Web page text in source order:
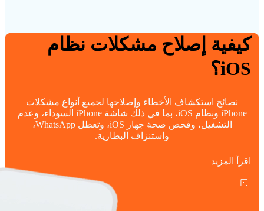
كيفية إصلاح مشكلات نظام
iOS؟
نصائح استكشاف الأخطاء وإصلاحها لجميع أنواع مشكلات
iPhone ونظام iOS، بما في ذلك شاشة iPhone السوداء، وعدم
التشغيل، وفحص صحة جهاز iOS، وتعطل WhatsApp،
واستنزاف البطارية.
اقرأ المزيد